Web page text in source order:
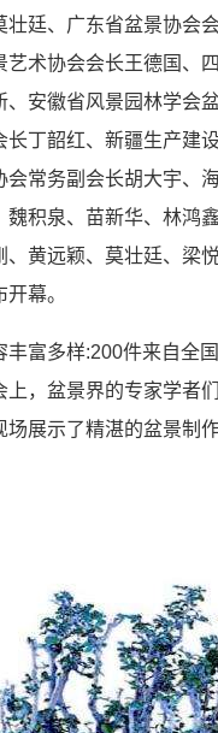
壮廷、广东省盆景协会
艺术协会会长王德国、
、安徽省风景园林学会
长丁韶红、新疆生产建
会常务副会长胡大宇、
魏积泉、苗新华、林鸿
、黄远颖、莫壮廷、梁
幕。
丰富多样:200件来自全
上，盆景界的专家学者
场展示了精湛的盆景制